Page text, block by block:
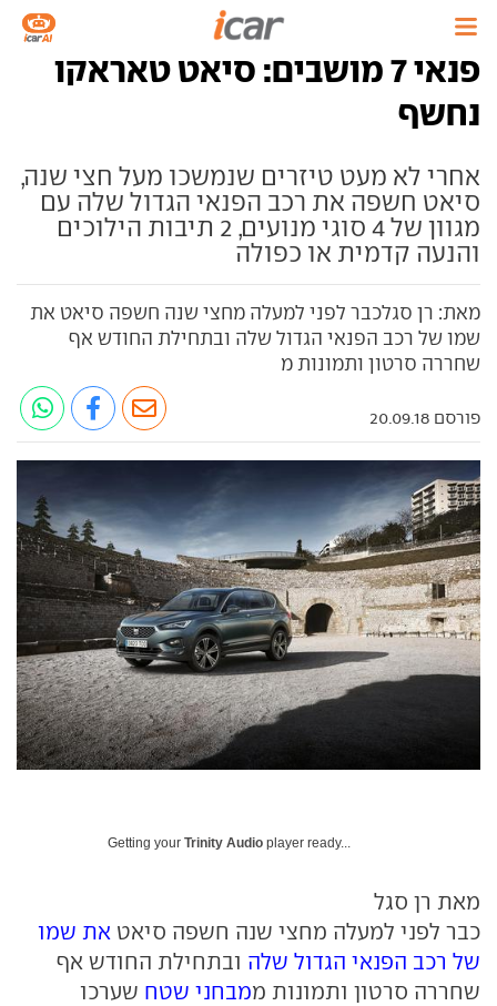
פנאי 7 מושבים: סיאט טאראקו
נחשף
אחרי לא מעט טיזרים שנמשכו מעל חצי שנה,
סיאט חשפה את רכב הפנאי הגדול שלה עם
מגוון של 4 סוגי מנועים, 2 תיבות הילוכים
והנעה קדמית או כפולה
מאת: רן סגלכבר לפני למעלה מחצי שנה חשפה סיאט את
שמו של רכב הפנאי הגדול שלה ובתחילת החודש אף
שחררה סרטון ותמונות מ
פורסם 20.09.18
Getting your Trinity Audio player ready...
מאת רן סגל
כבר לפני למעלה מחצי שנה חשפה סיאט את שמו
של רכב הפנאי הגדול שלה ובתחילת החודש אף
שחררה סרטון ותמונות ממבחני שטח שערכו